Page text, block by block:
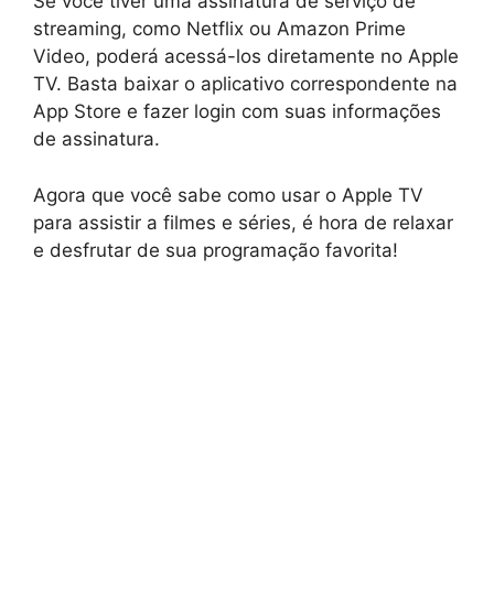
streaming, como Netflix ou Amazon Prime
Video, poderá acessá-los diretamente no Apple
TV. Basta baixar o aplicativo correspondente na
App Store e fazer login com suas informações
de assinatura.
Agora que você sabe como usar o Apple TV
para assistir a filmes e séries, é hora de relaxar
e desfrutar de sua programação favorita!